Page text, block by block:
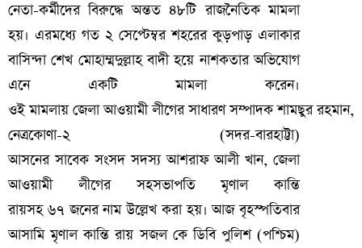
নেতা-কর্মীদের বিরুদ্ধে অন্তত ৪৮টি রাজনৈতিক মামলা
হয়। এরমধ্যে গত ২ সেপ্টেম্বর শহরের কুড়পাড় এলাকার
বাসিন্দা শেখ মোহাম্মদুল্লাহ বাদী হয়ে নাশকতার অভিযোগ
এনে একটি মামলা করেন।
ওই মামলায় জেলা আওয়ামী লীগের সাধারণ সম্পাদক শামছুর রহমান,
নেত্রকোণা-২ (সদর-বারহাট্টা)
আসনের সাবেক সংসদ সদস্য আশরাফ আলী খান, জেলা
আওয়ামী লীগের সহসভাপতি মৃণাল কান্তি
রায়সহ ৬৭ জনের নাম উল্লেখ করা হয়। আজ বৃহস্পতিবার
আসামি মৃণাল কান্তি রায় সজল কে ডিবি পুলিশ (পশ্চিম)